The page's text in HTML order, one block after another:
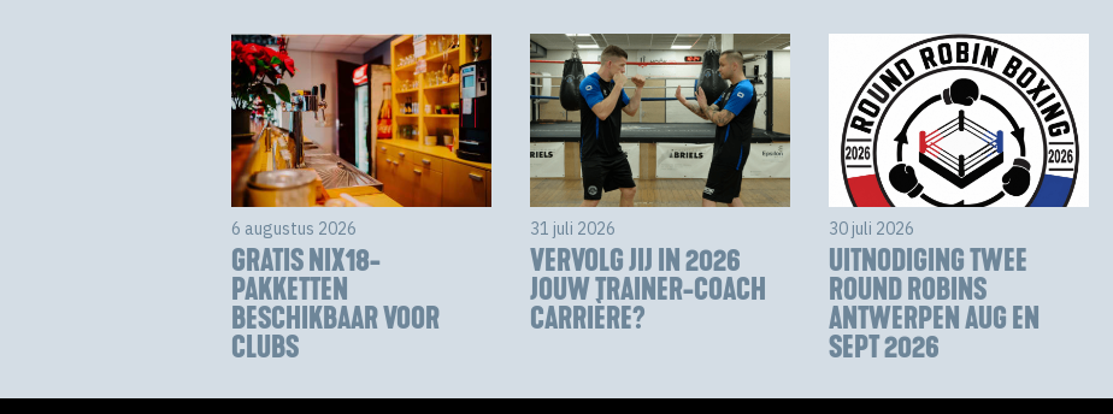
6 augustus 2026
GRATIS NIX18-
PAKKETTEN
BESCHIKBAAR VOOR
CLUBS
31 juli 2026
VERVOLG JIJ IN 2026
JOUW TRAINER-COACH
CARRIÈRE?
30 juli 2026
UITNODIGING TWEE
ROUND ROBINS
ANTWERPEN AUG EN
SEPT 2026